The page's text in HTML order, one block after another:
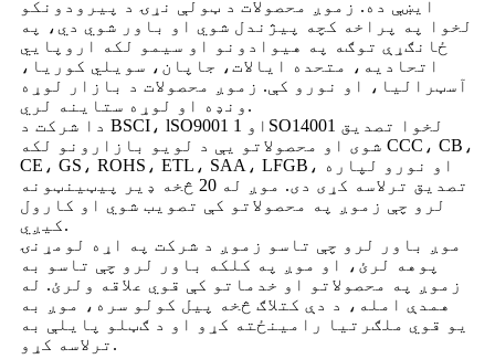
ایښې ده. زموږ محصولات د ټولې نړۍ د پیرودونکو
لخوا په پراخه کچه پیژندل شوي او باور شوي دي، په
ځانګړې توګه په هیوادونو او سیمو لکه اروپایي
اتحادیه، متحده ایالات، جاپان، سویلي کوریا،
آسټرالیا، او نورو کې. زموږ محصولات د بازار لوړه
ونډه او لوړه ستاینه لري.
دا شرکت د BSCI، lSO9001 او 1SO14001 لخوا تصدیق
شوی او محصولاتو یې د لویو بازارونو لکه CCC، CB،
CE، GS، ROHS، ETL، SAA، LFGB، او نورو لپاره
تصدیق ترلاسه کړی دی. موږ له 20 څخه ډیر پیټینټونه
لرو چې زموږ په محصولاتو کې تصویب شوي او کارول
کیږي.
موږ باور لرو چې تاسو زموږ د شرکت په اړه لومړنۍ
پوهه لرئ، او موږ په کلکه باور لرو چې تاسو به
زموږ په محصولاتو او خدماتو کې قوي علاقه ولرئ. له
همدې امله، د دې کتلاګ څخه پیل کولو سره، موږ به
یو قوي ملګرتیا رامینځته کړو او د ګټلو پایلې به
ترلاسه کړو.